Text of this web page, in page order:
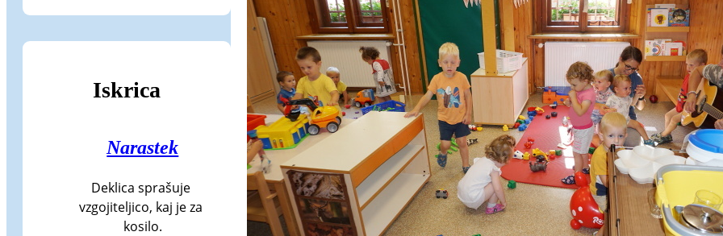
Iskrica
Narastek
Deklica sprašuje
vzgojiteljico, kaj je za
kosilo.